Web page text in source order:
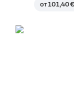
от101,40 €